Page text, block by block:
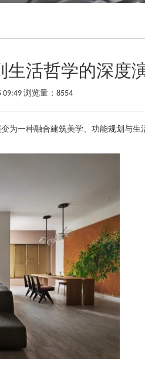
生活哲学的深度
浏览量：8554
为一种融合建筑美学、功能规划与